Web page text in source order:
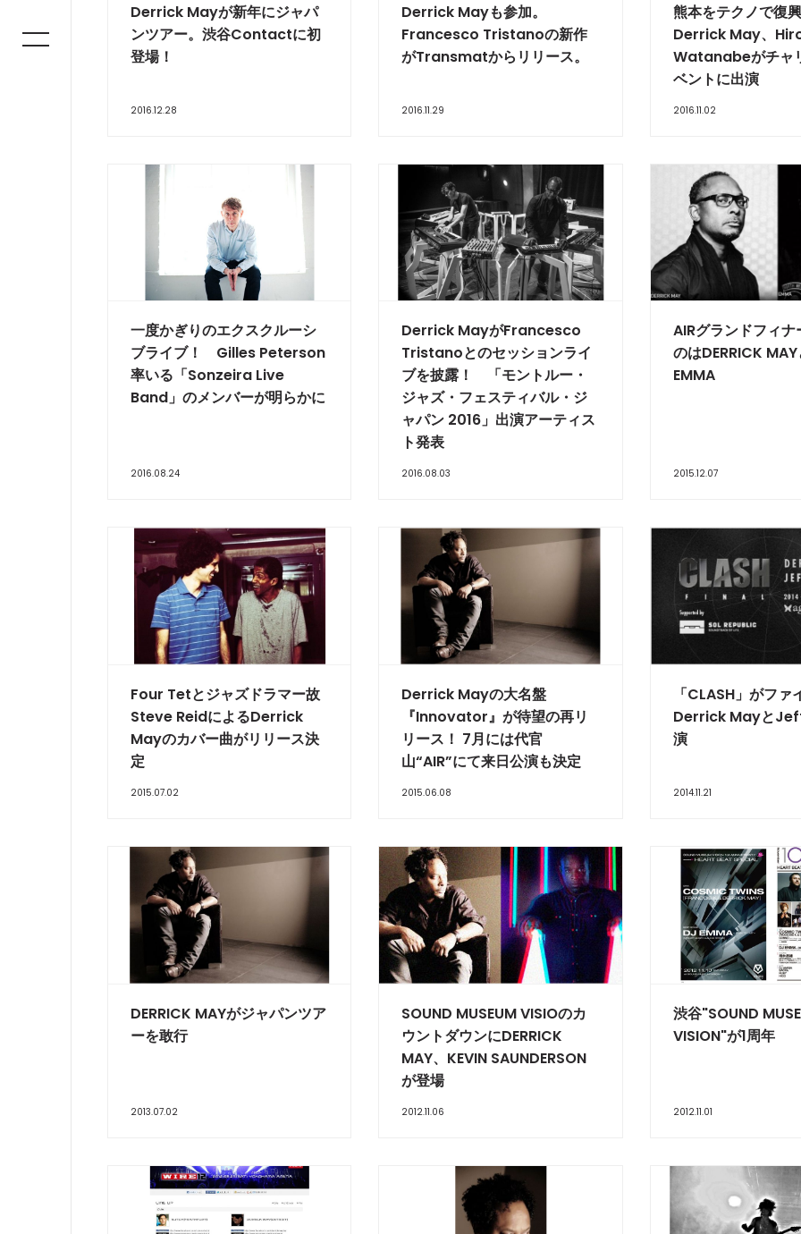
Derrick Mayが新年にジャパ
ンツアー。渋谷Contactに初
登場！
2016.12.28
Derrick Mayも参加。
Francesco Tristanoの新作
がTransmatからリリース。
2016.11.29
熊本をテクノで復
Derrick May、
Watanabeがチャ
ベントに出演
2016.11.02
一度かぎりのエクスクルーシ
ブライブ！ Gilles Peterson
率いる「Sonzeira Live
Band」のメンバーが明らかに
2016.08.24
Derrick MayがFrancesco
Tristanoとのセッションライ
ブを披露！ 「モントルー・
ジャズ・フェスティバル・ジ
ャパン 2016」出演アーティス
ト発表
2016.08.03
AIRグランドフィ
のはDERRICK
EMMA
2015.12.07
Four Tetとジャズドラマー故
Steve ReidによるDerrick
Mayのカバー曲がリリース決
定
2015.07.02
Derrick Mayの大名盤
『Innovator』が待望の再リ
リース！ 7月には代官
山“AIR”にて来日公演も決定
2015.06.08
「CLASH」がファ
Derrick Mayと
演
2014.11.21
DERRICK MAYがジャパンツア
ーを敢行
2013.07.02
SOUND MUSEUM VISIOのカ
ウントダウンにDERRICK
MAY、KEVIN SAUNDERSON
が登場
2012.11.06
渋谷"SOUND
VISION"が1周年
2012.11.01